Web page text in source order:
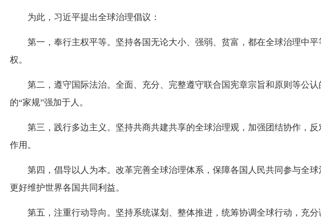
为此，习近平提出全球治理倡议：
第一，奉行主权平等。坚持各国无论大小、强弱、贫富，都在全球治理中
权。
第二，遵守国际法治。全面、充分、完整遵守联合国宪章宗旨和原则等公
的“家规”强加于人。
第三，践行多边主义。坚持共商共建共享的全球治理观，加强团结协作，
作用。
第四，倡导以人为本。改革完善全球治理体系，保障各国人民共同参与全
更好维护世界各国共同利益。
第五，注重行动导向。坚持系统谋划、整体推进，统筹协调全球行动，充